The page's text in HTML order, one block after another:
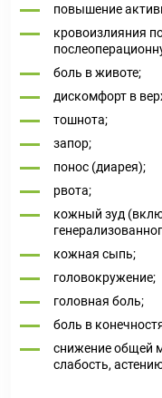
повышение
кровоизлияния
боль в животе;
дискомфорт в
тошнота;
запор;
понос (диарея);
рвота;
кожный зуд
кожная сыпь;
головокружение;
головная боль;
боль в
снижение общей
слабость,